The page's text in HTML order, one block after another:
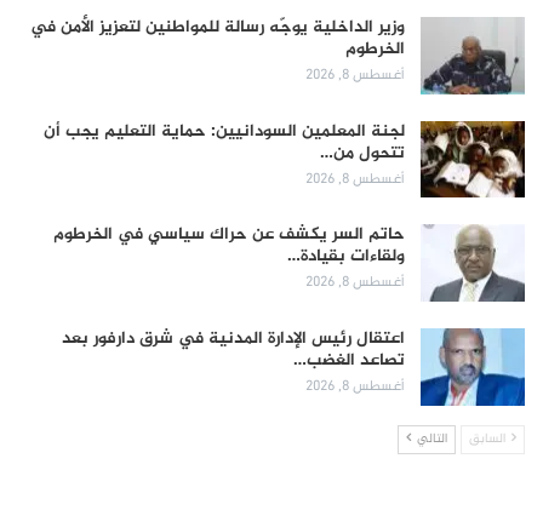
وزير الداخلية يوجّه رسالة للمواطنين لتعزيز الأمن في
الخرطوم
أغسطس 8, 2026
لجنة المعلمين السودانيين: حماية التعليم يجب أن
تتحول من…
أغسطس 8, 2026
حاتم السر يكشف عن حراك سياسي في الخرطوم
ولقاءات بقيادة…
أغسطس 8, 2026
اعتقال رئيس الإدارة المدنية في شرق دارفور بعد
تصاعد الغضب…
أغسطس 8, 2026
السابق التالي